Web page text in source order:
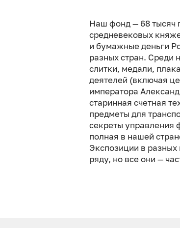
Наш фонд — 68 тысяч
средневековых
и бумажные деньги
разных стран. Среди
слитки, медали,
деятелей (включая
императора
старинная счетная
предметы для
секреты управления
полная в нашей
Экспозиции в
ряду, но все они —